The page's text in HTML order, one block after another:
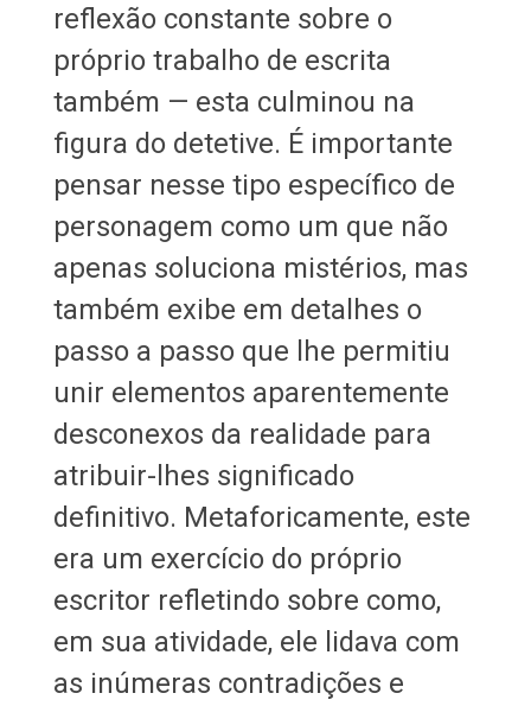
reflexão constante sobre o
próprio trabalho de escrita
também — esta culminou na
figura do detetive. É importante
pensar nesse tipo específico de
personagem como um que não
apenas soluciona mistérios, mas
também exibe em detalhes o
passo a passo que lhe permitiu
unir elementos aparentemente
desconexos da realidade para
atribuir-lhes significado
definitivo. Metaforicamente, este
era um exercício do próprio
escritor refletindo sobre como,
em sua atividade, ele lidava com
as inúmeras contradições e